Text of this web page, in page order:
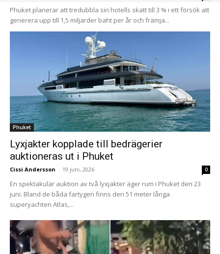
Phuket planerar att tredubbla sin hotells skatt till 3 % i ett försök att
generera upp till 1,5 miljarder baht per år och främja...
Phuket
Lyxjakter kopplade till bedrägerier
auktioneras ut i Phuket
Cissi Andersson - 19 juni, 2026 0
En spektakulär auktion av två lyxjakter äger rum i Phuket den 23
juni. Bland de båda fartygen finns den 51 meter långa
superyachten Atlas,...